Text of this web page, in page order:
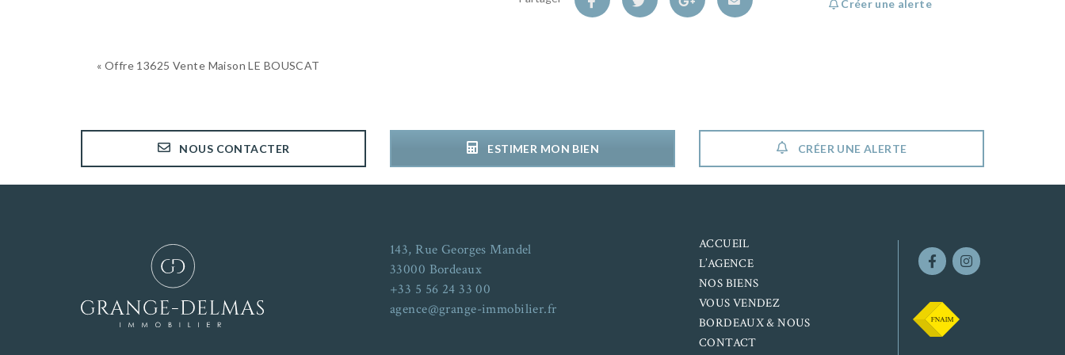
« Offre 13625 Vente Maison LE BOUSCAT
Créer une alerte
NOUS CONTACTER ESTIMER MON BIEN CRÉER UNE ALERTE
143, Rue Georges Mandel
33000 Bordeaux
+33 5 56 24 33 00
agence@grange-immobilier.fr
ACCUEIL
L’AGENCE
NOS BIENS
VOUS VENDEZ
BORDEAUX & NOUS
CONTACT